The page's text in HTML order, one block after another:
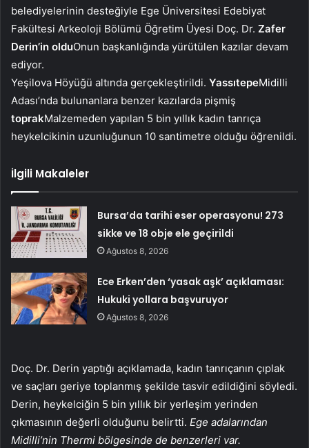
belediyelerinin desteğiyle Ege Üniversitesi Edebiyat
Fakültesi Arkeoloji Bölümü Öğretim Üyesi Doç. Dr. Zafer
Derin’in olduOnun başkanlığında yürütülen kazılar devam
ediyor.
Yeşilova Höyüğü altında gerçekleştirildi. YassıtepeMidilli
Adası’nda bulunanlara benzer kazılarda pişmiş
toprakMalzemeden yapılan 5 bin yıllık kadın tanrıça
heykelcikinin uzunluğunun 10 santimetre olduğu öğrenildi.
İlgili Makaleler
Bursa’da tarihi eser operasyonu! 273
sikke ve 18 obje ele geçirildi
Ağustos 8, 2026
Ece Erken’den ‘yasak aşk’ açıklaması:
Hukuki yollara başvuruyor
Ağustos 8, 2026
Doç. Dr. Derin yaptığı açıklamada, kadın tanrıçanın çıplak
ve saçları geriye toplanmış şekilde tasvir edildiğini söyledi.
Derin, heykelciğin 5 bin yıllık bir yerleşim yerinden
çıkmasının değerli olduğunu belirtti. Ege adalarından
Midilli’nin Thermi bölgesinde de benzerleri var.